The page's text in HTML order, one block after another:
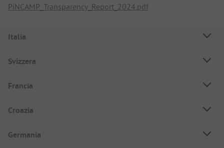
PiNCAMP_Transparency_Report_2024.pdf
Italia
Svizzera
Francia
Croazia
Germania